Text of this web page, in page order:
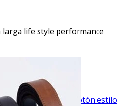
larga life style performance